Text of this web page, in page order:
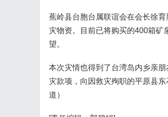
蕉岭县台胞台属联谊会在会长徐
灾物资。目前已将购买的400箱矿
望。
本次灾情也得到了台湾岛内乡亲
灾款项，向因救灾殉职的平原县
道）